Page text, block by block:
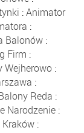
:Animator
:
Balonów :
Firm :
Wejherowo:
:
Reda :
Narodzenie:
: